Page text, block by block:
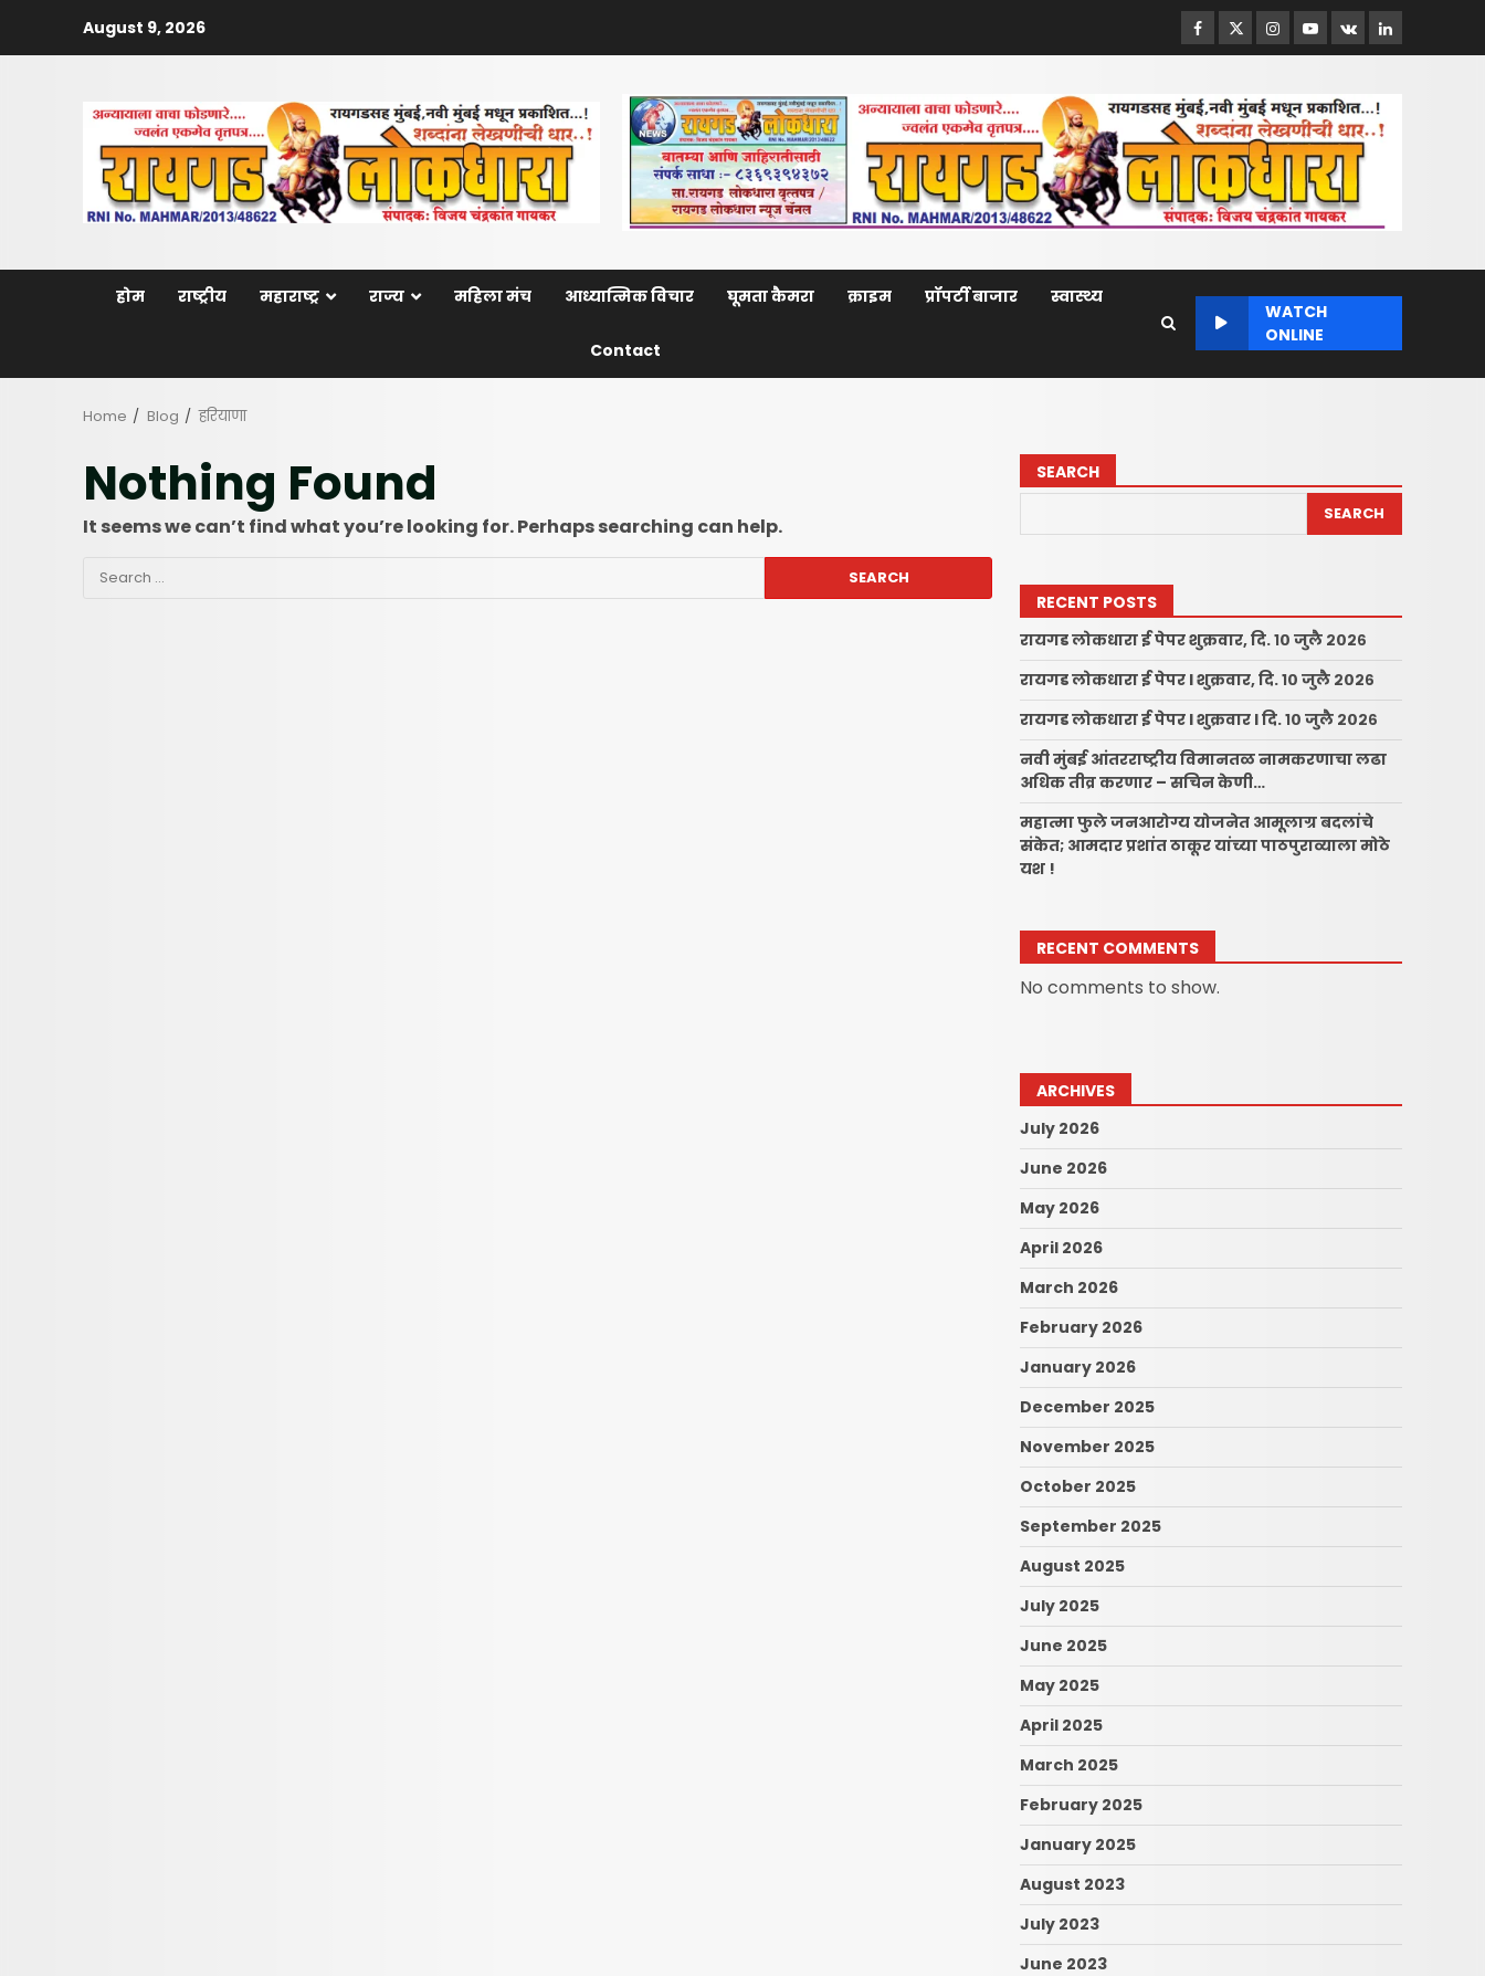
August 9, 2026 Facebook
TwitterInstagram
Youtube
VK LinkedIn
होम राष्ट्रीय महाराष्ट्र राज्य महिला मंच आध्यात्मिक विचार घूमता कैमरा क्राइम प्रॉपर्टी बाजार स्वास्थ्य
Contact
WATCH
ONLINE
Home Blog हरियाणा
Nothing Found
It seems we can’t find what you’re looking for. Perhaps searching can help.
Search
SEARCH
SEARCH
RECENT POSTS
रायगड लोकधारा ई पेपर शुक्रवार, दि. १० जुलै २०२६
रायगड लोकधारा ई पेपर l शुक्रवार, दि. १० जुलै २०२६
रायगड लोकधारा ई पेपर l शुक्रवार l दि. १० जुलै २०२६
नवी मुंबई आंतरराष्ट्रीय विमानतळ नामकरणाचा लढा
अधिक तीव्र करणार – सचिन केणी…
महात्मा फुले जनआरोग्य योजनेत आमूलाग्र बदलांचे
संकेत; आमदार प्रशांत ठाकूर यांच्या पाठपुराव्याला मोठे
यश !
RECENT COMMENTS
No comments to show.
ARCHIVES
July 2026
June 2026
May 2026
April 2026
March 2026
February 2026
January 2026
December 2025
November 2025
October 2025
September 2025
August 2025
July 2025
June 2025
May 2025
April 2025
March 2025
February 2025
January 2025
August 2023
July 2023
June 2023